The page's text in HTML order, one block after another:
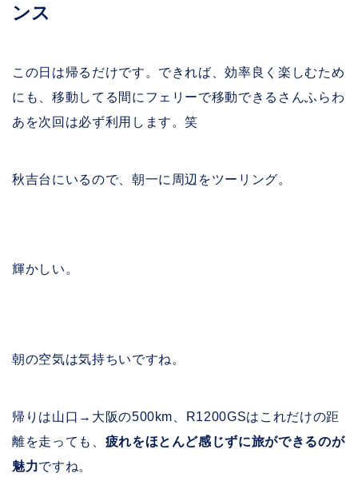
ンス
この日は帰るだけです。できれば、効率良く楽しむため
にも、移動してる間にフェリーで移動できるさんふらわ
あを次回は必ず利用します。笑
秋吉台にいるので、朝一に周辺をツーリング。
輝かしい。
朝の空気は気持ちいですね。
帰りは山口→大阪の500km、R1200GSはこれだけの距
離を走っても、 疲れをほとんど感じずに旅ができるのが
魅力ですね。